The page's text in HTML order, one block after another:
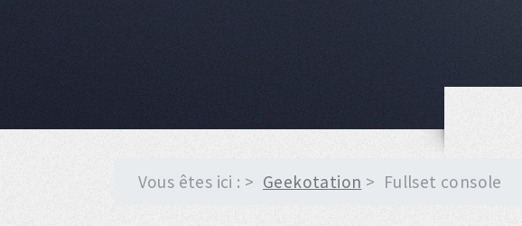
Vous êtes ici : Geekotation Fullset console